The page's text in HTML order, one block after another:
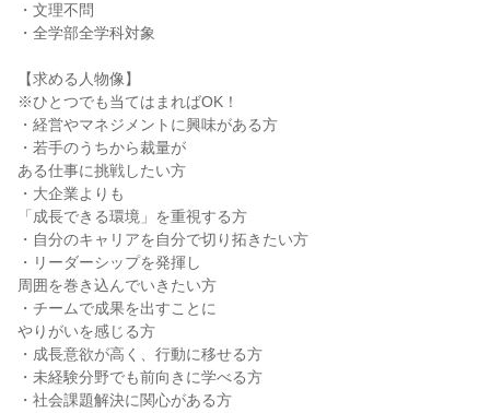
・文理不問
・全学部全学科対象
【求める人物像】
※ひとつでも当てはまればOK！
・経営やマネジメントに興味がある方
・若手のうちから裁量が
ある仕事に挑戦したい方
・大企業よりも
「成長できる環境」を重視する方
・自分のキャリアを自分で切り拓きたい方
・リーダーシップを発揮し
周囲を巻き込んでいきたい方
・チームで成果を出すことに
やりがいを感じる方
・成長意欲が高く、行動に移せる方
・未経験分野でも前向きに学べる方
・社会課題解決に関心がある方